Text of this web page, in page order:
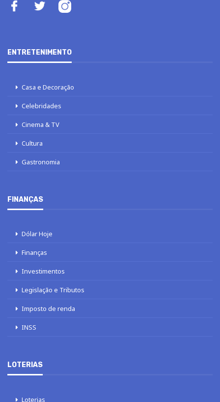
ENTRETENIMENTO
Casa e Decoração
Celebridades
Cinema & TV
Cultura
Gastronomia
FINANÇAS
Dólar Hoje
Finanças
Investimentos
Legislação e Tributos
Imposto de renda
INSS
LOTERIAS
Loterias